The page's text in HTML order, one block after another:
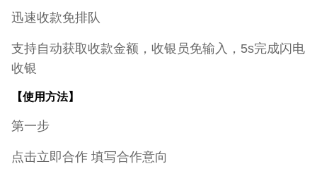
迅速收款免排队
支持自动获取收款金额，收银员免输入，5s完成闪电
收银
【使用方法】
第一步
点击立即合作 填写合作意向